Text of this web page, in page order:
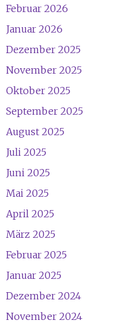
Februar 2026
Januar 2026
Dezember 2025
November 2025
Oktober 2025
September 2025
August 2025
Juli 2025
Juni 2025
Mai 2025
April 2025
März 2025
Februar 2025
Januar 2025
Dezember 2024
November 2024